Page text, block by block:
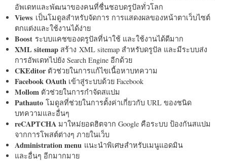
อัพเดทและพัฒนาของคนที่ชื่นชอบดรูปัลทั่วโลก
Views เป็นโมดูลสำหรับจัดการ การแสดงผลของหน้าตาเว็บไซต์
ตกแต่งและใช้งานได้ง่าย
Boost ระบบแคชของดรูปัลที่น่าใช้ และใช้งานได้ดีมาก
XML sitemap สร้าง XML sitemap สำหรับดรูปัล และมีระบบส่ง
การอัพเดทไปยัง Search Engine อีกด้วย
CKEditorตัวช่วยในการแก้ไขเนื้อหาบทความ
Facebook OAuth เข้าสู่ระบบด้วย Facebook
Mollom ตัวช่วยในการกำจัดสแปม
Pathauto โมดูลที่ช่วยในการตั้งค่าเกี่ยวกับ URL ของชนิด
บทความและอื่นๆ
reCAPTCHA มาใหม่ยอดฮิตจาก Google คือระบบ ป้องกันสแปม
จากการโพสต์ต่างๆ ภายในเว็บ
Administration menu แนะนำพิเศษสำหรับเมนูแอดมิน
และอื่นๆ อีกมากมาย